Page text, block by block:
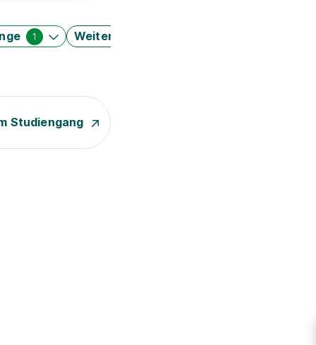
1 Weitere Filter
Studiengang